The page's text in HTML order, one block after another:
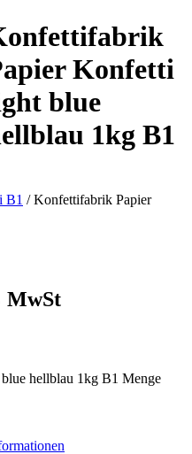
Konfetti
blue
1kg B1
B1 / Konfettifabrik Papier
MwSt
hellblau 1kg B1 Menge